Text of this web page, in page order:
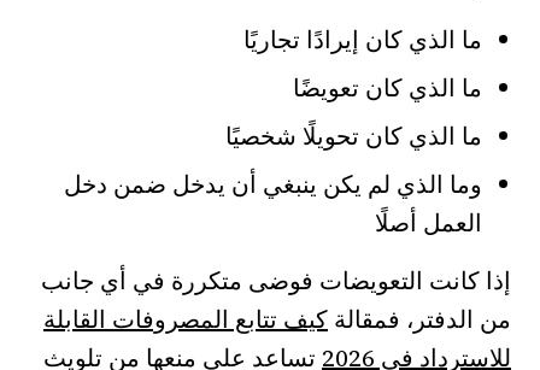
ما الذي كان إيرادًا تجاريًا
ما الذي كان تعويضًا
ما الذي كان تحويلًا شخصيًا
وما الذي لم يكن ينبغي أن يدخل ضمن دخل
العمل أصلًا
إذا كانت التعويضات فوضى متكررة في أي جانب
من الدفتر، فمقالة كيف تتابع المصروفات القابلة
للاسترداد في 2026
تساعد على منعها من تلويث